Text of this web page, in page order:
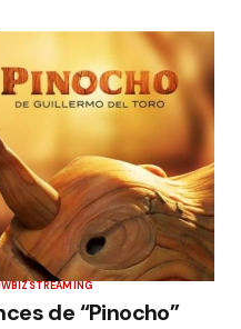
STREAMING
de “Pinocho”